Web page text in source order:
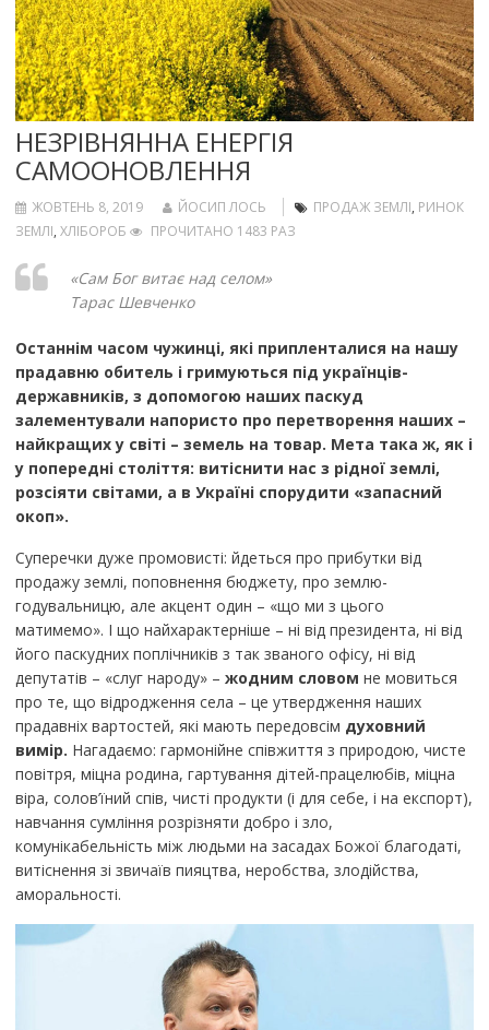
НЕЗРІВНЯННА ЕНЕРГІЯ
САМООНОВЛЕННЯ
ЖОВТЕНЬ 8, 2019 ЙОСИП ЛОСЬ ПРОДАЖ ЗЕМЛІ, РИНОК
ЗЕМЛІ, ХЛІБОРОБ ПРОЧИТАНО 1483 РАЗ
«Сам Бог витає над селом»
Тарас Шевченко
Останнім часом чужинці, які припленталися на нашу
прадавню обитель і гримуються під українців-
державників, з допомогою наших паскуд
залементували напористо про перетворення наших –
найкращих у світі – земель на товар. Мета така ж, як і
у попередні століття: витіснити нас з рідної землі,
розсіяти світами, а в Україні спорудити «запасний
окоп».
Суперечки дуже промовисті: йдеться про прибутки від
продажу землі, поповнення бюджету, про землю-
годувальницю, але акцент один – «що ми з цього
матимемо». І що найхарактерніше – ні від президента, ні від
його паскудних поплічників з так званого офісу, ні від
депутатів – «слуг народу» – жодним словом не мовиться
про те, що відродження села – це утвердження наших
прадавніх вартостей, які мають передовсім духовний
вимір. Нагадаємо: гармонійне співжиття з природою, чисте
повітря, міцна родина, гартування дітей-працелюбів, міцна
віра, солов’їний спів, чисті продукти (і для себе, і на експорт),
навчання сумління розрізняти добро і зло,
комунікабельність між людьми на засадах Божої благодаті,
витіснення зі звичаїв пияцтва, неробства, злодійства,
аморальності.